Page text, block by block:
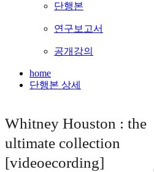
단행본
연구보고서
공개강의
home
단행본 상세
Whitney Houston : the
ultimate collection
[videoecording]